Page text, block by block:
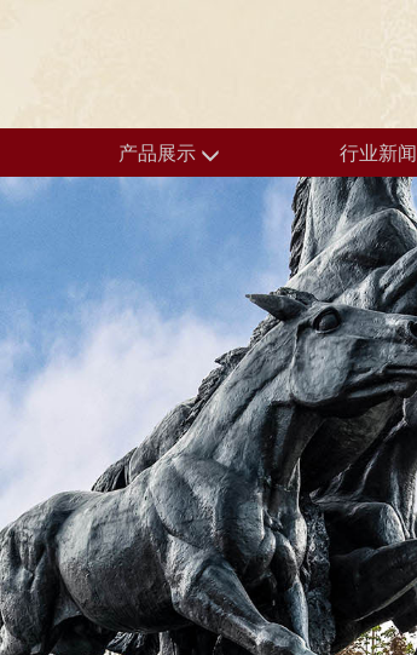
产品展示 行业新闻